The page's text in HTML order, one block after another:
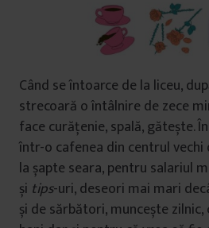
Când se întoarce de la liceu,
strecoară o întâlnire de zece
face curățenie, spală, gătește.
într-o cafenea din centrul
la șapte seara, pentru salariul
și tips-uri, deseori mai mari
și de sărbători, muncește